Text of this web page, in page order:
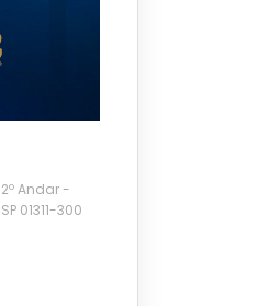
Andar -
01311-300